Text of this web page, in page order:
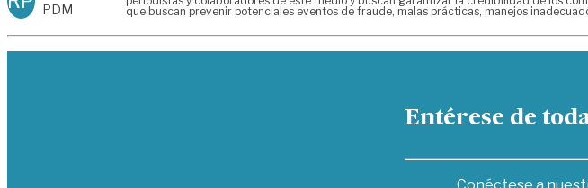
PDM
que buscan prevenir potenciales eventos de fraude, malas prácticas, manejos
Entérese de